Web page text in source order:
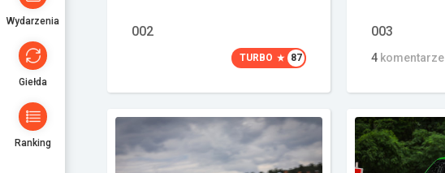
Wydarzenia
Giełda
Ranking
003
4 komentarze
002
TURBO 87